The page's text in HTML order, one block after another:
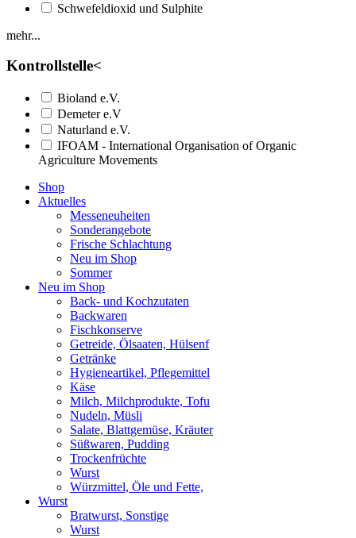
Schwefeldioxid und Sulphite
mehr...
Kontrollstelle<
Bioland e.V.
Demeter e.V
Naturland e.V.
IFOAM - International Organisation of Organic
Agriculture Movements
Shop
Aktuelles
Messeneuheiten
Sonderangebote
Frische Schlachtung
Neu im Shop
Sommer
Neu im Shop
Back- und Kochzutaten
Backwaren
Fischkonserve
Getreide, Ölsaaten, Hülsenf
Getränke
Hygieneartikel, Pflegemittel
Käse
Milch, Milchprodukte, Tofu
Nudeln, Müsli
Salate, Blattgemüse, Kräuter
Süßwaren, Pudding
Trockenfrüchte
Wurst
Würzmittel, Öle und Fette,
Wurst
Bratwurst, Sonstige
Wurst